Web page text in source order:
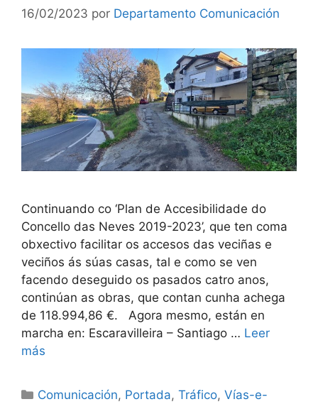
16/02/2023 por Departamento Comunicación
Continuando co ‘Plan de Accesibilidade do
Concello das Neves 2019-2023’, que ten coma
obxectivo facilitar os accesos das veciñas e
veciños ás súas casas, tal e como se ven
facendo deseguido os pasados catro anos,
continúan as obras, que contan cunha achega
de 118.994,86 €. Agora mesmo, están en
marcha en: Escaravilleira – Santiago … Leer
más
Comunicación, Portada,Tráfico,Vías-e-